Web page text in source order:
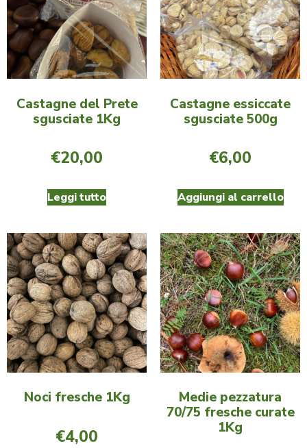
Castagne del Prete
sgusciate 1Kg
€20,00
Leggi tutto
Castagne essiccate
sgusciate 500g
€6,00
Aggiungi al carrello
Noci fresche 1Kg
€4,00
Medie pezzatura
70/75 fresche curate
1Kg